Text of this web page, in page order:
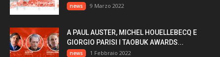
news 9 Marzo 2022
A PAUL AUSTER, MICHEL HOUELLEBECQ E
GIORGIO PARISI I TAOBUK AWARDS...
news 1 Febbraio 2022